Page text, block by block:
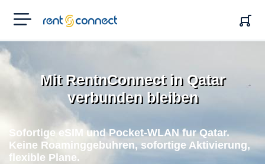
RENT'N
CONNECT
Mit RentnConnect in Qatar
verbunden bleiben
Sofortige eSIM und Pocket-WLAN fur Qatar.
Keine Roaminggebuhren, sofortige Aktivierung,
flexible Plane.